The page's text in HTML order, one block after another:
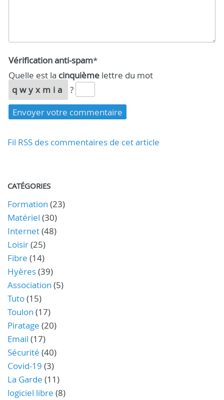
Vérification anti-spam*
Quelle est la cinquième lettre du mot
qwyxmia
?
Fil RSS des commentaires de cet article
CATÉGORIES
Formation (23)
Matériel (30)
Internet(48)
Loisir(25)
Fibre (14)
Hyères(39)
Association (5)
Tuto(15)
Toulon (17)
Piratage (20)
Email (17)
Sécurité (40)
Covid-19 (3)
La Garde (11)
logiciel libre (8)